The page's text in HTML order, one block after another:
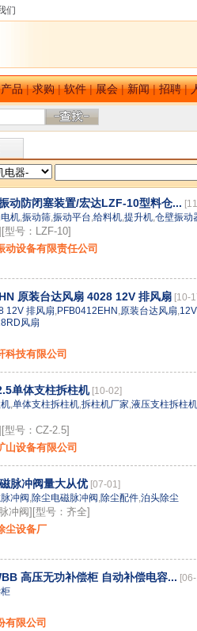
们
产品|求购|软件|展会|新闻|招聘|
动防闭塞装置/宏达LZF-10型料仓...
机,振动筛,振动平台,给料机,提升机,仓壁振动
型号：LZF-10]
动设备有限责任公司
原装台达风扇 4028 12V 排风扇 [10-
12V 排风扇,PFB0412EHN ,原装台达风扇,
风扇
科技有限公司
单体支柱拆柱机 [10-02]
,单体支柱拆柱机,拆柱机厂家,液压支柱拆柱机
型号：CZ-2.5]
山设备有限公司
脉冲阀量大从优 [07-01]
冲阀,除尘电磁脉冲阀,除尘配件,泊头除尘
冲阀][型号：齐全]
尘设备厂
高压无功补偿柜 自动补偿电容...
有限公司